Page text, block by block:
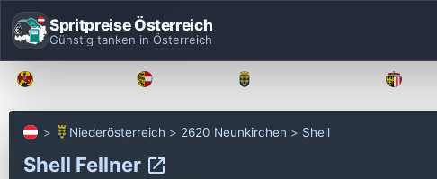
Spritpreise Österreich
Günstig tanken in Österreich
Niederösterreich 2620 Neunkirchen Shell
Shell Fellner